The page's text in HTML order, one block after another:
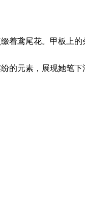
鸢尾花。甲板上的
的元素，展现她笔